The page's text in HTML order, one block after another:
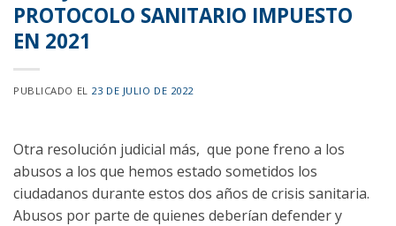
PROTOCOLO SANITARIO IMPUESTO
EN 2021
PUBLICADO EL 23 DE JULIO DE 2022
Otra resolución judicial más, que pone freno a los
abusos a los que hemos estado sometidos los
ciudadanos durante estos dos años de crisis sanitaria.
Abusos por parte de quienes deberían defender y